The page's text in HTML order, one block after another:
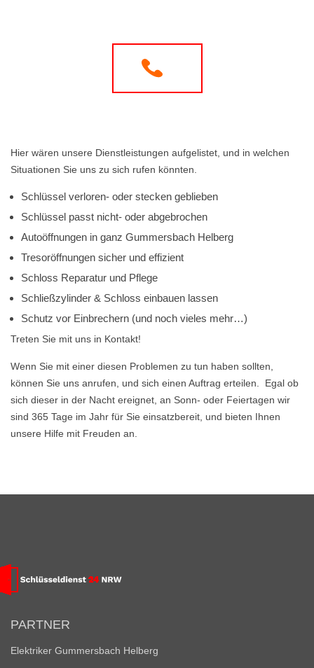
Hier wären unsere Dienstleistungen aufgelistet, und in welchen
Situationen Sie uns zu sich rufen könnten.
Schlüssel verloren- oder stecken geblieben
Schlüssel passt nicht- oder abgebrochen
Autoöffnungen in ganz Gummersbach Helberg
Tresoröffnungen sicher und effizient
Schloss Reparatur und Pflege
Schließzylinder & Schloss einbauen lassen
Schutz vor Einbrechern (und noch vieles mehr…)
Treten Sie mit uns in Kontakt!
Wenn Sie mit einer diesen Problemen zu tun haben sollten,
können Sie uns anrufen, und sich einen Auftrag erteilen. Egal ob
sich dieser in der Nacht ereignet, an Sonn- oder Feiertagen wir
sind 365 Tage im Jahr für Sie einsatzbereit, und bieten Ihnen
unsere Hilfe mit Freuden an.
PARTNER
Elektriker Gummersbach Helberg